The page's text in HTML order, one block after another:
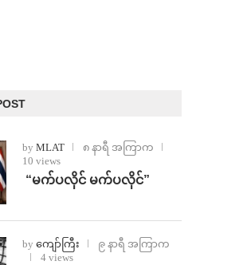
by MLAT
၈ နာရီ အကြာက
10 views
⁨ ⁨“မက်ပလိုင် မက်ပလိုင်”
by ကျော်ကြီး
၉ နာရီ အကြာက
4 views